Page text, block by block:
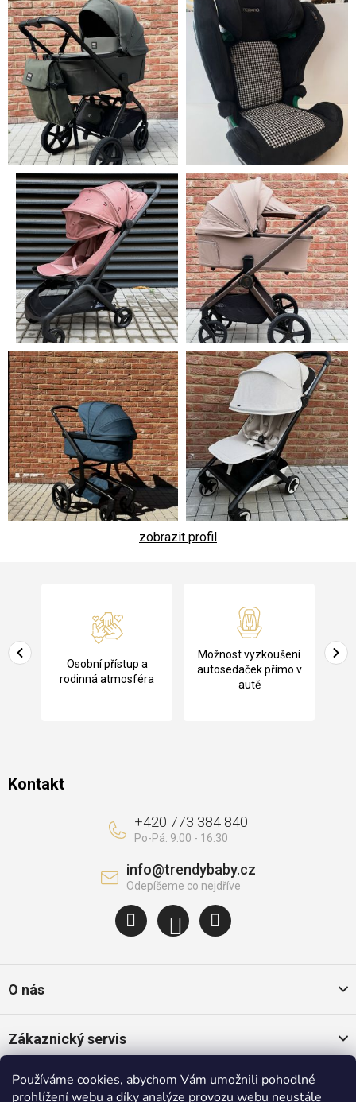
Používáme cookies, abychom Vám umožnili pohodlné
prohlížení webu a díky analýze provozu webu neustále
zobrazit profil
a
Osobní přístup a
rodinná atmosféra
Možnost vyzkoušení
autosedaček přímo v
autě
Kontakt
info@trendybaby.cz
+420 773 384 840
O nás
Zákaznický servis
Oblíbené kategorie